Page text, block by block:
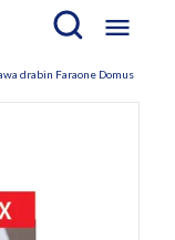

drabin Faraone Domus